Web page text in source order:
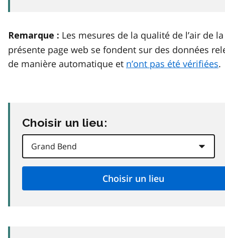
Remarque : Les mesures de la qualité de l’air de la
présente page web se fondent sur des données
de manière automatique et n’ont pas été vérifiées.
Choisir un lieu: